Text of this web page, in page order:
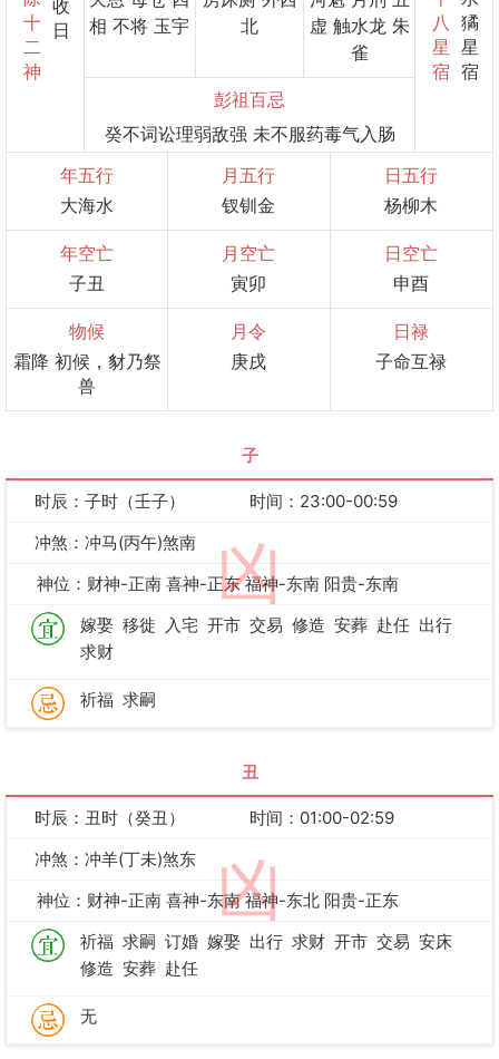
十
二
神
收
日
相 不将 玉宇
北
虚 触水龙 朱
雀
彭祖百忌
癸不词讼理弱敌强 未不服药毒气入肠
八
星
宿
獝
星
宿
年五行
大海水
月五行
钗钏金
日五行
杨柳木
年空亡
子丑
月空亡
寅卯
日空亡
申酉
物候
霜降 初候，豺乃祭
兽
月令
庚戌
日禄
子命互禄
子
凶
时辰：子时（壬子）
时间：23:00-00:59
冲煞：冲马(丙午)煞南
神位：财神-正南 喜神-正东 福神-东南 阳贵-东南
嫁娶 移徙 入宅 开市 交易 修造 安葬 赴任 出行
求财
祈福 求嗣
丑
凶
时辰：丑时（癸丑）
时间：01:00-02:59
冲煞：冲羊(丁未)煞东
神位：财神-正南 喜神-东南 福神-东北 阳贵-正东
祈福 求嗣 订婚 嫁娶 出行 求财 开市 交易 安床
修造 安葬 赴任
无